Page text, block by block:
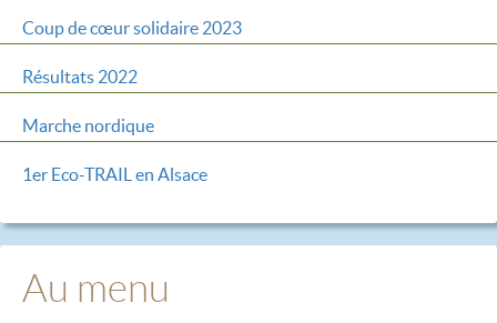
Coup de cœur solidaire 2023
Résultats 2022
Marche nordique
1er Eco-TRAIL en Alsace
Au menu